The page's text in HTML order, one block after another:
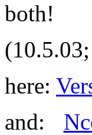
both!
here:
and: